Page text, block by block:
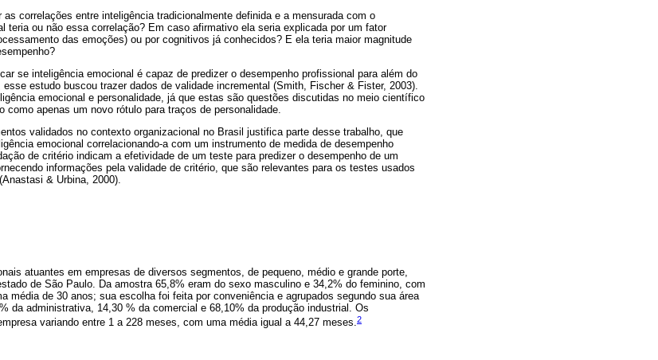
correlações entre inteligência tradicionalmente definida e a mensurada com o
teria ou não essa correlação? Em caso afirmativo ela seria explicada por um fator
das emoções) ou por cognitivos já conhecidos? E ela teria maior magnitude
se inteligência emocional é capaz de predizer o desempenho profissional para além do
estudo buscou trazer dados de validade incremental (Smith, Fischer & Fister, 2003).
emocional e personalidade, já que estas são questões discutidas no meio científico
apenas um novo rótulo para traços de personalidade.
validados no contexto organizacional no Brasil justifica parte desse trabalho, que
emocional correlacionando-a com um instrumento de medida de desempenho
de critério indicam a efetividade de um teste para predizer o desempenho de um
informações pela validade de critério, que são relevantes para os testes usados
& Urbina, 2000).
atuantes em empresas de diversos segmentos, de pequeno, médio e grande porte,
de São Paulo. Da amostra 65,8% eram do sexo masculino e 34,2% do feminino, com
média de 30 anos; sua escolha foi feita por conveniência e agrupados segundo sua área
da administrativa, 14,30 % da comercial e 68,10% da produção industrial. Os
variando entre 1 a 228 meses, com uma média igual a 44,27 meses.2